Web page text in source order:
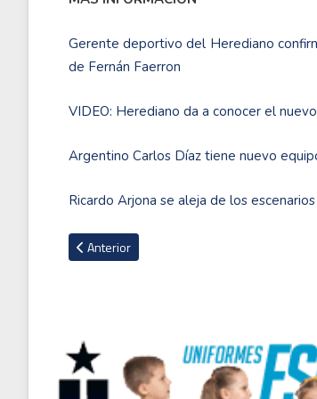
Gerente deportivo del Herediano
de Fernán Faerron
VIDEO: Herediano da a conocer el
Argentino Carlos Díaz tiene nuevo
Ricardo Arjona se aleja de los
Artículo anterior: Turquía suspende su liga
Anterior